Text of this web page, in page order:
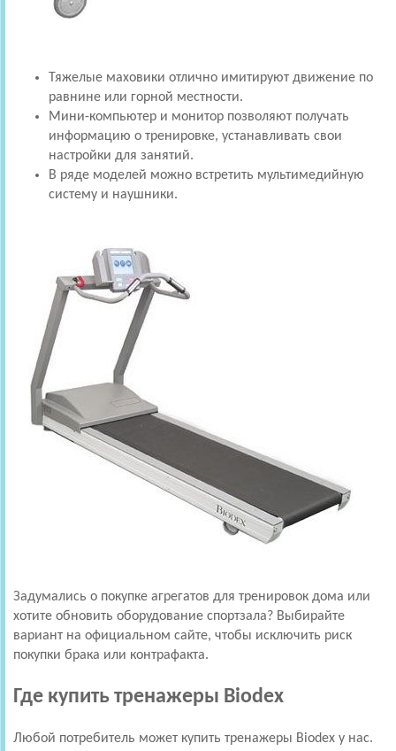
Тяжелые маховики отлично имитируют движение по
равнине или горной местности.
Мини-компьютер и монитор позволяют получать
информацию о тренировке, устанавливать свои
настройки для занятий.
В ряде моделей можно встретить мультимедийную
систему и наушники.
Задумались о покупке агрегатов для тренировок дома или
хотите обновить оборудование спортзала? Выбирайте
вариант на официальном сайте, чтобы исключить риск
покупки брака или контрафакта.
Где купить тренажеры Biodex
Любой потребитель может купить тренажеры Biodex у нас.